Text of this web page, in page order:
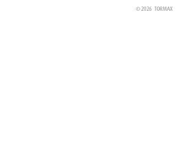
© 2026 TORMAX